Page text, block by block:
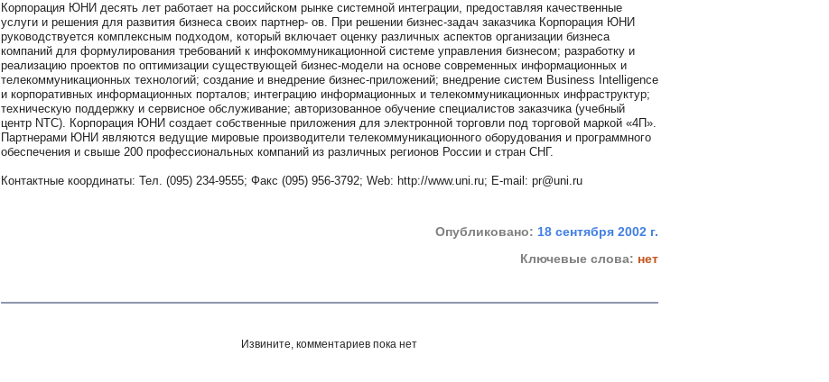
Корпорация ЮНИ десять лет работает на российском рынке системной интеграции, предоставляя качественные
услуги и решения для развития бизнеса своих партнер- ов. При решении бизнес-задач заказчика Корпорация ЮНИ
руководствуется комплексным подходом, который включает оценку различных аспектов организации бизнеса
компаний для формулирования требований к инфокоммуникационной системе управления бизнесом; разработку и
реализацию проектов по оптимизации существующей бизнес-модели на основе современных информационных и
телекоммуникационных технологий; создание и внедрение бизнес-приложений; внедрение систем Business Intelligence
и корпоративных информационных порталов; интеграцию информационных и телекоммуникационных инфраструктур;
техническую поддержку и сервисное обслуживание; авторизованное обучение специалистов заказчика (учебный
центр NTC). Корпорация ЮНИ создает собственные приложения для электронной торговли под торговой маркой «4П».
Партнерами ЮНИ являются ведущие мировые производители телекоммуникационного оборудования и программного
обеспечения и свыше 200 профессиональных компаний из различных регионов России и стран СНГ.
Контактные координаты: Тел. (095) 234-9555; Факс (095) 956-3792; Web: http://www.uni.ru; E-mail: pr@uni.ru
Опубликовано: 18 сентября 2002 г.
Ключевые слова: нет
Извините, комментариев пока нет